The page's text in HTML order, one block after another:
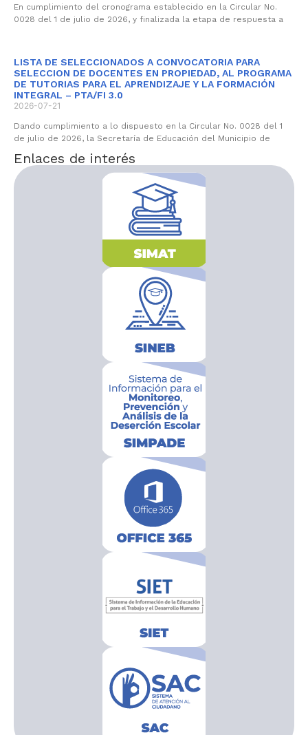
En cumplimiento del cronograma establecido en la Circular No.
0028 del 1 de julio de 2026, y finalizada la etapa de respuesta a
LISTA DE SELECCIONADOS A CONVOCATORIA PARA
SELECCION DE DOCENTES EN PROPIEDAD, AL PROGRAMA
DE TUTORIAS PARA EL APRENDIZAJE Y LA FORMACIÓN
INTEGRAL – PTA/FI 3.0
2026-07-21
Dando cumplimiento a lo dispuesto en la Circular No. 0028 del 1
de julio de 2026, la Secretaría de Educación del Municipio de
Enlaces de interés